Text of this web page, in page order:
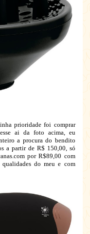
prioridade foi comprar
ai da foto acima, eu
a procura do bendito
a partir de R$ 150,00, só
por R$89,00 com
qualidades do meu e com